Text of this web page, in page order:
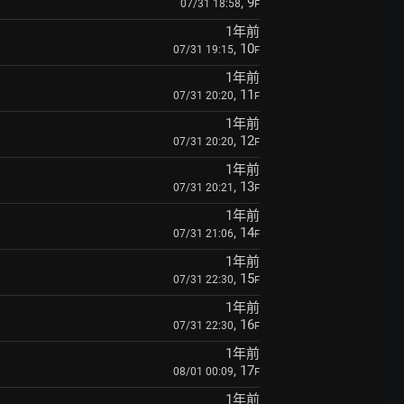
07/31 18:58 F
1年前
07/31 19:15, 10F
1年前
07/31 20:20, 11 F
1年前
07/31 20:20, 12F
1年前
07/31 20:21 , 13F
1年前
07/31 21:06, 14F
1年前
07/31 22:30, 15F
1年前
07/31 22:30, 16F
1年前
08/01 00:09, 17F
1年前